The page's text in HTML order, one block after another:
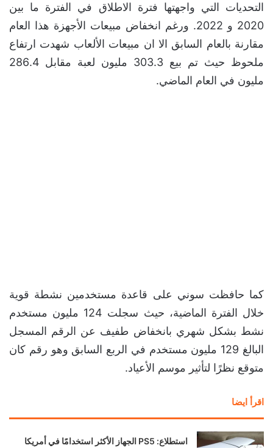
التحديات التي واجهتها فترة الاطلاق في الفترة ما بين
2020 و 2022. ورغم انخفاض مبيعات الأجهزة هذا العام
مقارنة بالعام السابق الا ان مبيعات الألعاب شهدت ارتفاع
ملحوظ حيث تم بيع 303.3 مليون لعبة مقابل 286.4
مليون في العام الماضي.
كما حافظت سوني على قاعدة مستخدمين نشطة قوية
خلال الفترة الماضية، حيث سجلت 124 مليون مستخدم
نشط بشكل شهري بانخفاض طفيف عن الرقم المسجل
البالغ 129 مليون مستخدم في الربع السابق وهو رقم كان
متوقع نظرًا لتأثير موسم الأعياد.
اقرأ ايضا
استطلاع: PS5 الجهاز الأكثر استخدامًا في أمريكا